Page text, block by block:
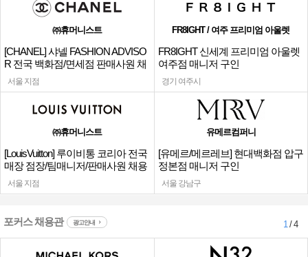
㈜휴머니스트
[CHANEL] 샤넬 FASHION ADVISO
R 전국 백화점/면세점 판매사원 채
용
서울 지점
FR8IGHT / 여주 프리미엄 아울렛
FR8IGHT 신세계 프리미엄 아울렛
여주점 매니저 구인
경기 여주시
㈜휴머니스트
[LouisVuitton] 루이비통 코리아 전국
매장 점장/팀매니저/판매사원 채용
서울 지점
유메르컴퍼니
[유메르/메르레브] 현대백화점 압구
정본점 매니저 구인
서울 강남구
포커스 채용관 광고안내 1/ 4